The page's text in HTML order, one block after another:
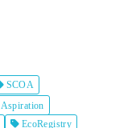
SCOA
Aspiration
EcoRegistry